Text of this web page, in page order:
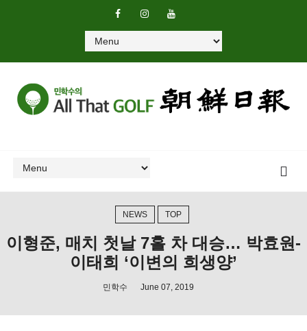
NEWS TOP
이형준, 매치 첫날 7홀 차 대승… 박효원-
이태희 ‘이변의 희생양’
민학수 June 07, 2019